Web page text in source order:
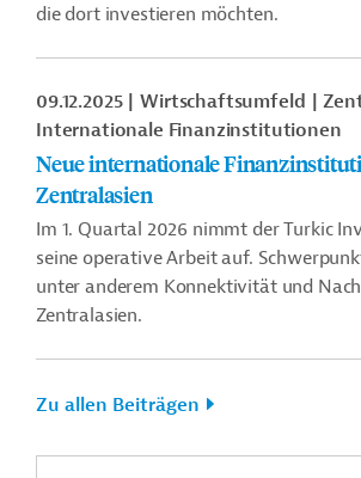
die dort investieren möchten.
09.12.2025 Wirtschaftsumfeld
Internationale Finanzinstitutionen
Neue internationale
Zentralasien
Im 1. Quartal 2026 nimmt der Turkic
seine operative Arbeit auf.
unter anderem Konnektivität und
Zentralasien.
Zu allen Beiträgen